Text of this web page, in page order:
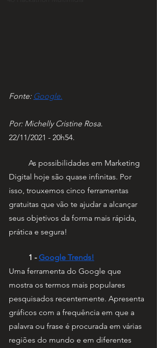
Fonte: Google.
Por: Michelly Cristine Rosa.
22/11/2021 - 20h54.
Digital hoje são quase infinitas. Por
isso, trouxemos cinco ferramentas
gratuitas que vão te ajudar a alcançar
seus objetivos da forma mais rápida,
prática e segura!
1 - Google Trends!
Uma ferramenta do Google que
mostra os termos mais populares
pesquisados recentemente. Apresenta
gráficos com a frequência em que a
palavra ou frase é procurada em várias
regiões do mundo e em diferentes